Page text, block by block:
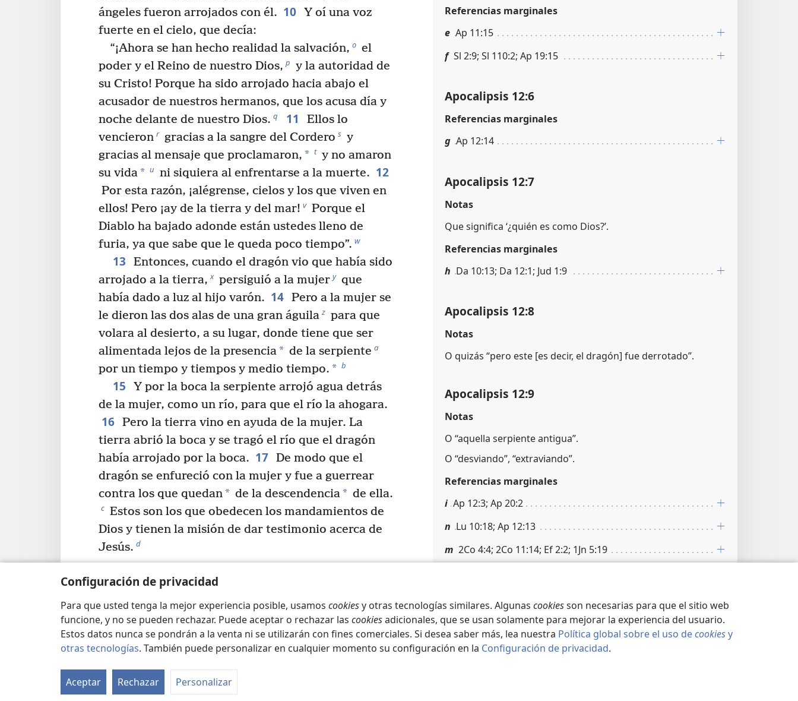
Configuración de privacidad
Para que usted tenga la mejor experiencia posible, usamos cookiesy otras tecnologías similares. Algunas cookiesson necesarias para que el sitio web
funcione, y no se pueden rechazar. Puede aceptar o rechazar las cookiesadicionales, que se usan solamente para mejorar la experiencia del usuario.
Estos datos nunca se pondrán a la venta ni se utilizarán con fines comerciales. Si desea saber más, lea nuestra Política global sobre el uso decookiesy
otras tecnologías. También puede personalizar en cualquier momento su configuración en la Configuración de privacidad.
Aceptar Rechazar Personalizar
ángeles fueron arrojados con él. 10 Y oí una voz
fuerte en el cielo, que decía:
“¡Ahora se han hecho realidad la salvación, o el
poder y el Reino de nuestro Dios, p y la autoridad de
su Cristo! Porque ha sido arrojado hacia abajo el
acusador de nuestros hermanos, que los acusa día y
noche delante de nuestro Dios. q 11
Ellos lo
vencieron r gracias a la sangre del Cordero s y
gracias al mensaje que proclamaron, * t y no amaron
su vida* u ni siquiera al enfrentarse a la muerte. 12
Por esta razón, ¡alégrense, cielos y los que viven en
ellos! Pero ¡ay de la tierra y del mar! v Porque el
Diablo ha bajado adonde están ustedes lleno de
furia, ya que sabe que le queda poco tiempo”. w
13
Entonces, cuando el dragón vio que había sido
arrojado a la tierra, x persiguió a la mujer y que
había dado a luz al hijo varón. 14 Pero a la mujer se
le dieron las dos alas de una gran águila z para que
volara al desierto, a su lugar, donde tiene que ser
alimentada lejos de la presencia* de la serpiente a
por un tiempo y tiempos y medio tiempo. * b
15
Y por la boca la serpiente arrojó agua detrás
de la mujer, como un río, para que el río la ahogara.
16 Pero la tierra vino en ayuda de la mujer. La
tierra abrió la boca y se tragó el río que el dragón
había arrojado por la boca. 17 De modo que el
dragón se enfureció con la mujer y fue a guerrear
contra los que quedan* de la descendencia* de ella.
c Estos son los que obedecen los mandamientos de
Dios y tienen la misión de dar testimonio acerca de
Jesús. d
Copyrights para esta publicación
CONDICIONES DE USO|POLÍTICA DE PRIVACIDAD
PRIVACIDAD
Referencias marginales
e Ap 11:15
f Sl 2:9; Sl 110:2; Ap 19:15
Apocalipsis 12:6
Referencias marginales
g Ap 12:14
Apocalipsis 12:7
Notas
Que significa ‘¿quién es como Dios?’.
Referencias marginales
h Da 10:13; Da 12:1; Jud 1:9
Apocalipsis 12:8
Notas
O quizás “pero este [es decir, el dragón] fue derrotado”.
Apocalipsis 12:9
Notas
O “aquella serpiente antigua”.
O “desviando”, “extraviando”.
Referencias marginales
i Ap 12:3; Ap 20:2
n Lu 10:18; Ap 12:13
m 2Co 4:4; 2Co 11:14; Ef 2:2; 1Jn 5:19
k Mt 4:1; Jn 8:44; Heb 2:14; Snt 4:7; 1Pe 5:8
j Gé 3:1; 2Co 11:3; Ap 12:14